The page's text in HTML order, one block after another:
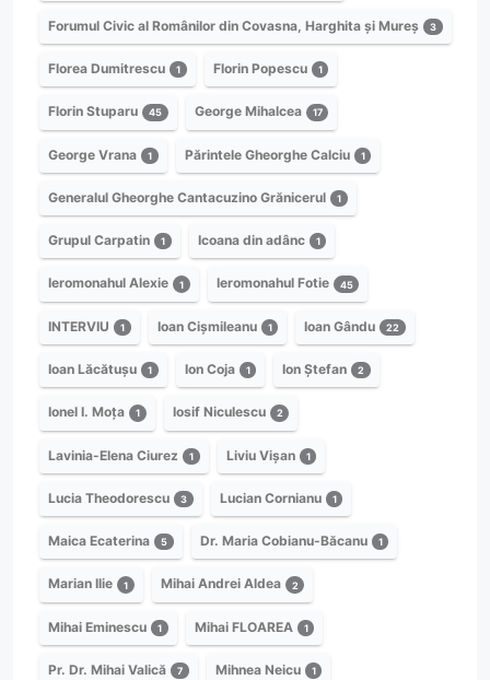
Forumul Civic al Românilor din Covasna, Harghita și Mureș 3
Florea Dumitrescu 1 Florin Popescu 1
Florin Stuparu 45 George Mihalcea 17
George Vrana 1 Părintele Gheorghe Calciu 1
Generalul Gheorghe Cantacuzino Grănicerul 1
Grupul Carpatin 1 Icoana din adânc 1
Ieromonahul Alexie 1 Ieromonahul Fotie 45
INTERVIU 1 Ioan Cișmileanu 1 Ioan Gându 22
Ioan Lăcătușu 1 Ion Coja 1 Ion Ștefan 2
Ionel I. Moța 1 Iosif Niculescu 2
Lavinia-Elena Ciurez 1 Liviu Vișan 1
Lucia Theodorescu 3 Lucian Cornianu 1
Maica Ecaterina 5 Dr. Maria Cobianu-Băcanu 1
Marian Ilie 1 Mihai Andrei Aldea 2
Mihai Eminescu 1 Mihai FLOAREA 1
Pr. Dr. Mihai Valică 7 Mihnea Neicu 1